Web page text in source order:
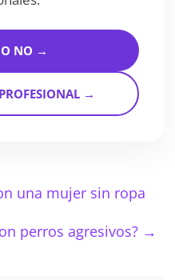
O NO →
→
una mujer sin ropa
perros agresivos? →